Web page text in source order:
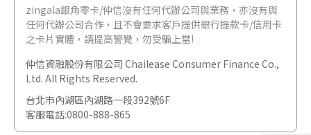
zingala銀角零卡/仲信沒有任何代辦公司與業務，亦沒有與
任何代辦公司合作，且不會要求客戶提供銀行提款卡/信用卡
之卡片實體，請提高警覺，勿受騙上當!
仲信資融股份有限公司 Chailease Consumer Finance Co.,
Ltd. All Rights Reserved.
台北市內湖區內湖路一段392號6F
客服電話:0800-888-865